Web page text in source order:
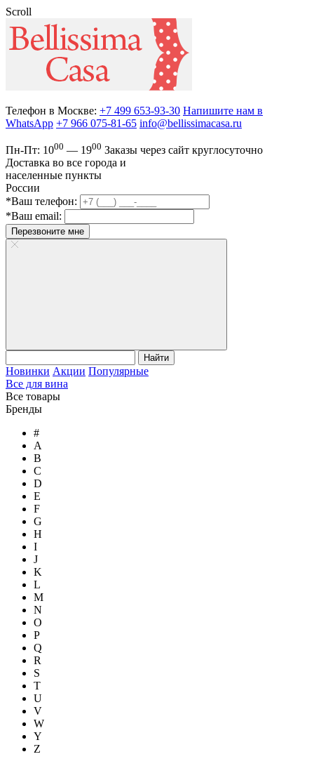
Scroll
Телефон в Москве: +7 499 653-93-30 Напишите нам в
WhatsApp +7 966 075-81-65 info@bellissimacasa.ru
Пн-Пт: 1000 — 1900 Заказы через сайт круглосуточно
Доставка во все города и
населенные пункты
России
*Ваш телефон:
*Ваш email:
Перезвоните мне
Найти
Новинки Акции Популярные
Все для вина
Все товары
Бренды
#
A
B
C
D
E
F
G
H
I
J
K
L
M
N
O
P
Q
R
S
T
U
V
W
Y
Z